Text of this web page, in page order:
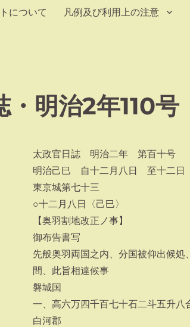
について 凡例及び利用上の注意
・明治2年110号
太政官日誌 明治二年 第百十号
明治己巳 自十二月八日 至十二日
東京城第七十三
○十二月八日〈己巳〉
【奥羽割地改正ノ事】
御布告書写
先般奥羽両国之内、分国被仰出候
間、此旨相達候事
磐城国
一、高六万四千百七十石二斗五升八
白河郡